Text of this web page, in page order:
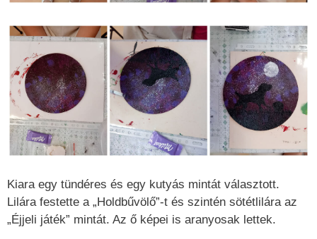
Kiara egy tündéres és egy kutyás mintát választott.
Lilára festette a „Holdbűvölő”-t és szintén sötétlilára az
„Éjjeli játék” mintát. Az ő képei is aranyosak lettek.